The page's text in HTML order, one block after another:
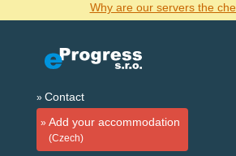
Why are our servers the
Contact
Add your accommodation
(Czech)